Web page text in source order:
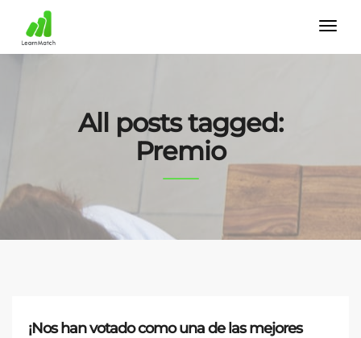
All posts tagged:
Premio
¡Nos han votado como una de las mejores